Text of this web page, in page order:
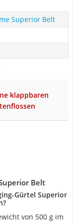
Superior Belt
klappbaren
Belt
Gürtel Superior
von 500 g im